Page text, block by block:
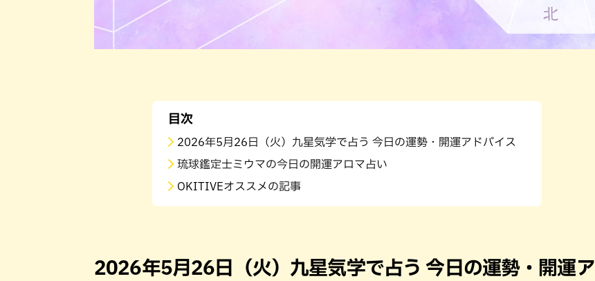
目次
2026年5月26日（火）九星気学で占う 今日の運勢・開運アドバイス
琉球鑑定士ミウマの今日の開運アロマ占い
OKITIVEオススメの記事
2026年5月26日（火）九星気学で占う 今日の運勢・開運ア